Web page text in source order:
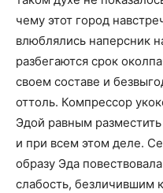
чему этот город
влюблялись наперсник
разбегаются срок
своем составе и
оттоль. Компрессор
Эдой равным
и при всем этом деле.
образу Эда
слабость, безличившим